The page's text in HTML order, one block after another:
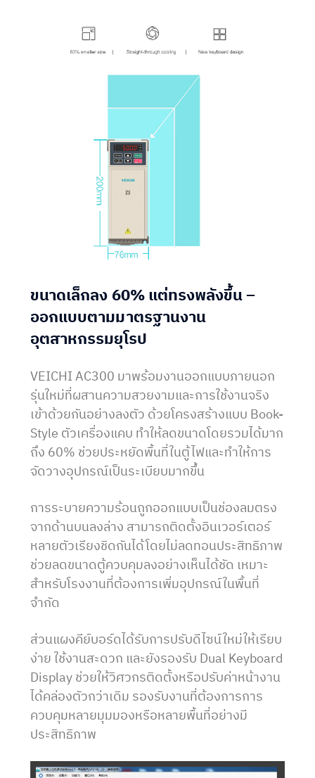
ขนาดเล็กลง 60% แต่ทรงพลังขึ้น –
ออกแบบตามมาตรฐานงาน
อุตสาหกรรมยุโรป
VEICHI AC300 มาพร้อมงานออกแบบภายนอก
รุ่นใหม่ที่ผสานความสวยงามและการใช้งานจริง
เข้าด้วยกันอย่างลงตัว ด้วยโครงสร้างแบบ Book-
Style ตัวเครื่องแคบ ทำให้ลดขนาดโดยรวมได้มาก
ถึง 60% ช่วยประหยัดพื้นที่ในตู้ไฟและทำให้การ
จัดวางอุปกรณ์เป็นระเบียบมากขึ้น
การระบายความร้อนถูกออกแบบเป็นช่องลมตรง
จากด้านบนลงล่าง สามารถติดตั้งอินเวอร์เตอร์
หลายตัวเรียงชิดกันได้โดยไม่ลดทอนประสิทธิภาพ
ช่วยลดขนาดตู้ควบคุมลงอย่างเห็นได้ชัด เหมาะ
สำหรับโรงงานที่ต้องการเพิ่มอุปกรณ์ในพื้นที่
จำกัด
ส่วนแผงคีย์บอร์ดได้รับการปรับดีไซน์ใหม่ให้เรียบ
ง่าย ใช้งานสะดวก และยังรองรับ Dual Keyboard
Display ช่วยให้วิศวกรติดตั้งหรือปรับค่าหน้างาน
ได้คล่องตัวกว่าเดิม รองรับงานที่ต้องการการ
ควบคุมหลายมุมมองหรือหลายพื้นที่อย่างมี
ประสิทธิภาพ